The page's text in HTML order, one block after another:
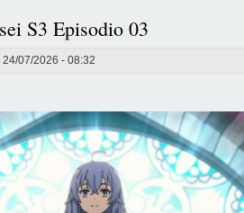
S3 Episodio 03
24/07/2026 - 08:32